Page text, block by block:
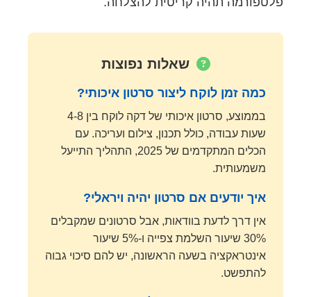
שאלות נפוצות
כמה זמן לוקח ליצור סרטון איכותי?
בממוצע, סרטון איכותי של דקה לוקח בין 4-8
שעות עבודה, כולל תכנון, צילום ועריכה. עם
הכלים המתקדמים של 2025, התהליך התייעל
משמעותית.
איך יודעים אם סרטון יהיה ויראלי?
אין דרך לדעת בוודאות, אבל סרטונים שמקבלים
30% שיעור השלמת צפייה ו-5% שיעור
אינטראקציה בשעה הראשונה, יש להם סיכוי גבוה
להתפשט.